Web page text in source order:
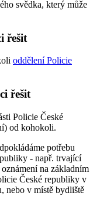
svědka, který může
řešit
oddělení Policie
řešit
Policie České
od kohokoli.
potřebu
- např. trvající
na základním
České republiky v
nebo v místě bydliště